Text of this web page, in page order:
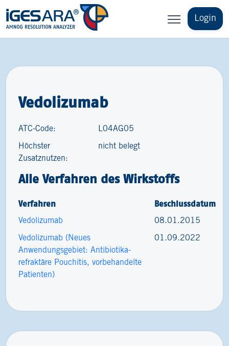
Login
Vedolizumab
ATC-Code: L04AG05
Höchster
Zusatznutzen:
nicht belegt
Alle Verfahren des Wirkstoffs
Verfahren Beschlussdatum
Vedolizumab 08.01.2015
Vedolizumab (Neues
Anwendungsgebiet: Antibiotika-
refraktäre Pouchitis, vorbehandelte
Patienten)
01.09.2022